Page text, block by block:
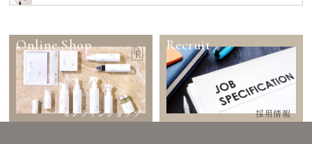
Online Shop
オンラインショップ
Recruit
採用情報